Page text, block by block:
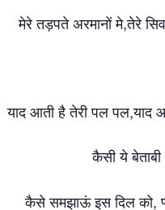
मेरे तड़पते अरमानों मे,तेरे
याद आती है तेरी पल पल,याद
कैसी ये
कैसे समझाऊं इस दिल को,